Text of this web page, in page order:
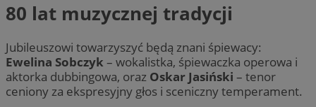
80 lat muzycznej tradycji
Jubileuszowi towarzyszyć będą znani śpiewacy:
Ewelina Sobczyk – wokalistka, śpiewaczka operowa i
aktorka dubbingowa, oraz Oskar Jasiński – tenor
ceniony za ekspresyjny głos i sceniczny temperament.